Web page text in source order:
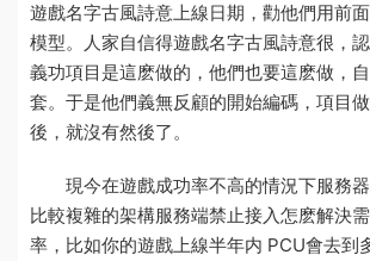
遊戲名字古風詩意上線日期，勸他們用前
模型。人家自信得遊戲名字古風詩意很，
義功項目是這麽做的，他們也要這麽做，
套。于是他們義無反顧的開始編碼，項目
後，就沒有然後了。
現今在遊戲成功率不高的情況下服務器
比較複雜的架構服務端禁止接入怎麽解決
率，比如你的遊戲上線半年内 PCU會去到